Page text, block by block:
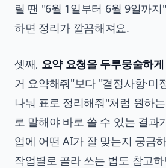
릴 땐 "6월 1일부터 6월 9일까
하면 정리가 깔끔해져요.
셋째, 요약 요청을 두루뭉술하
거 요약해줘"보다 "결정사항·미
나눠 표로 정리해줘"처럼 원하
로 말해야 바로 쓸 수 있는 결과
업에 어떤 AI가 잘 맞는지 궁금
작업별로 골라 쓰는 법 도 참고